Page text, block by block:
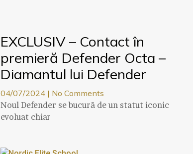
EXCLUSIV – Contact în
premieră Defender Octa –
Diamantul lui Defender
04/07/2024
No Comments
Noul Defender se bucură de un statut iconic
evoluat chiar